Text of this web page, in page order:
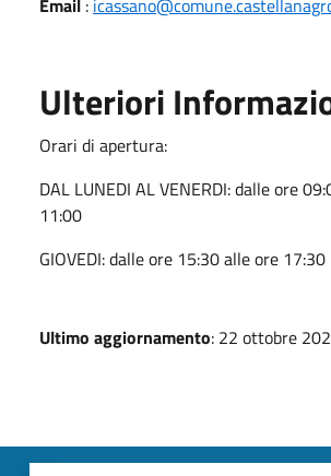
Ulteriori
Orari di apertura:
DAL LUNEDI AL VENERDI: dalle ore
11:00
GIOVEDI: dalle ore 15:30 alle ore 17:30
Ultimo aggiornamento: 22 ottobre